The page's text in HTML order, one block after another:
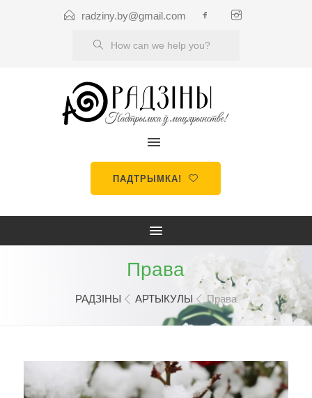
radziny.by@gmail.com
ПАДТРЫМКА!
Права
РАДЗІНЫ АРТЫКУЛЫ Права